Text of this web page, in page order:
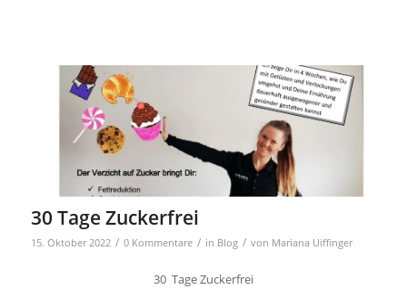
30 Tage Zuckerfrei
15. Oktober 2022 / 0 Kommentare / in Blog / von Mariana Uiffinger
30 Tage Zuckerfrei